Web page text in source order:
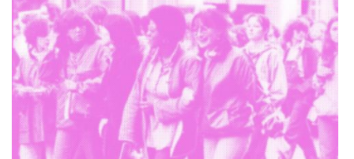
forme
de
paragraphes